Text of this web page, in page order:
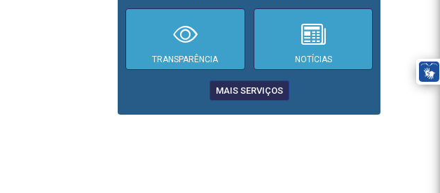
TRANSPARÊNCIA NOTÍCIAS
MAIS SERVIÇOS